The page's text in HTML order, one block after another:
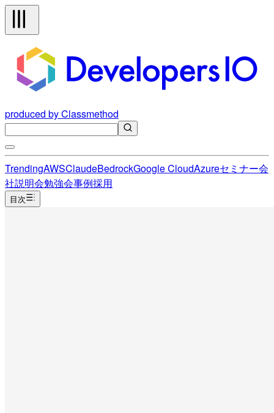
produced by Classmethod
TrendingAWSClaudeBedrockGoogle CloudAzureセミナー会
社説明会勉強会事例採用
目次